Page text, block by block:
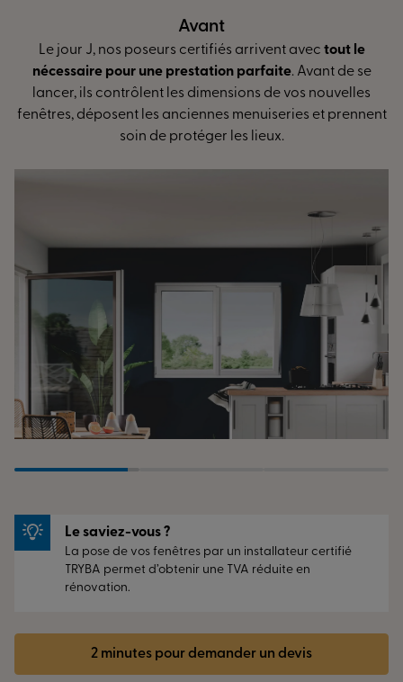
avectout le
. Avant de se
vos nouvelles
et prennent
L’installation peut débuter !
réglage des ouvrants... Nos poseurs
mesure vous assurentdes finitions
une isolation optimaleet de plus
Le saviez-vous ?
La pose de vos fenêtres par un installateur certifié
TRYBA permet d’obtenir une TVA réduite en
rénovation.
2 minutes pour demander un devis